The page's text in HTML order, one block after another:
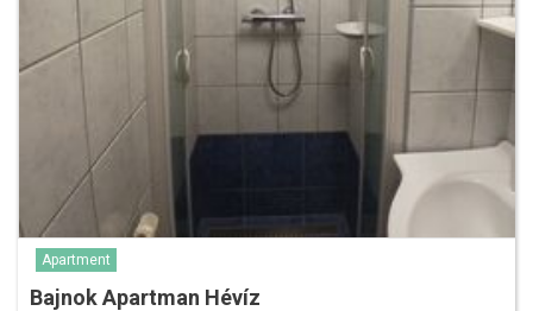
Apartment
Bajnok Apartman Hévíz